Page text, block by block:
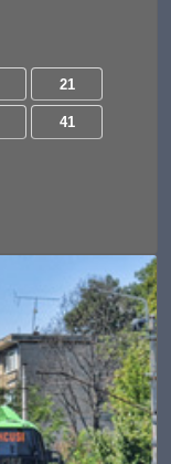
21
41